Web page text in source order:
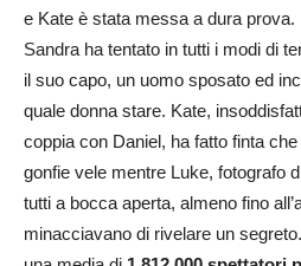
e Kate è stata messa a dura prova.
Sandra ha tentato in tutti i modi di
il suo capo, un uomo sposato ed
quale donna stare. Kate,
coppia con Daniel, ha fatto finta
gonfie vele mentre Luke, fotografo
tutti a bocca aperta, almeno fino
minacciavano di rivelare un